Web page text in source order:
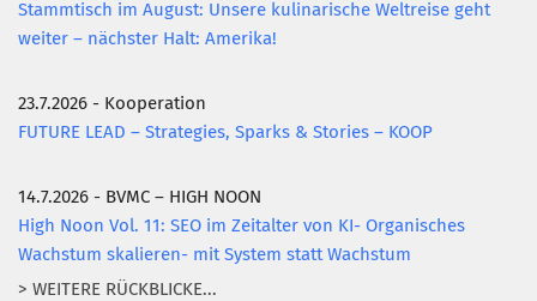
Stammtisch im August: Unsere kulinarische Weltreise geht
weiter – nächster Halt: Amerika!
23.7.2026 - Kooperation
FUTURE LEAD – Strategies, Sparks & Stories – KOOP
14.7.2026 - BVMC – HIGH NOON
High Noon Vol. 11: SEO im Zeitalter von KI- Organisches
Wachstum skalieren- mit System statt Wachstum
> WEITERE RÜCKBLICKE...